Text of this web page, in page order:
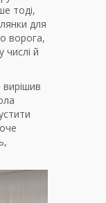
тоді,
для
ворога,
числі й